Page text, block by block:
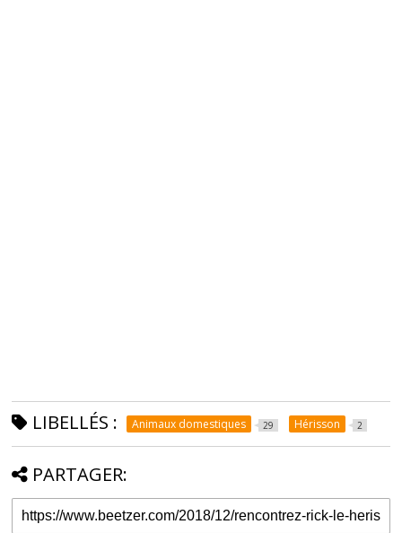
LIBELLÉS : Animaux domestiques 29 Hérisson 2
PARTAGER: